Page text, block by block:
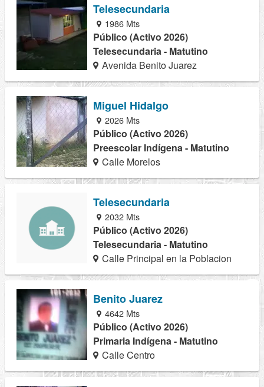
Telesecundaria
1986 Mts
Público (Activo 2026)
Telesecundaria - Matutino
Avenida Benito Juarez
Miguel Hidalgo
2026 Mts
Público (Activo 2026)
Preescolar Indígena - Matutino
Calle Morelos
Telesecundaria
2032 Mts
Público (Activo 2026)
Telesecundaria - Matutino
Calle Principal en la Poblacion
Benito Juarez
4642 Mts
Público (Activo 2026)
Primaria Indígena - Matutino
Calle Centro